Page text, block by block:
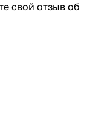
свой отзыв об